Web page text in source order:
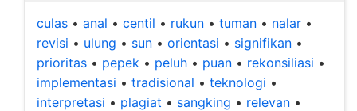
culas • anal • centil • rukun • tuman • nalar •
revisi • ulung • sun • orientasi • signifikan •
prioritas • pepek • peluh • puan • rekonsiliasi •
implementasi • tradisional • teknologi •
interpretasi • plagiat • sangking • relevan •